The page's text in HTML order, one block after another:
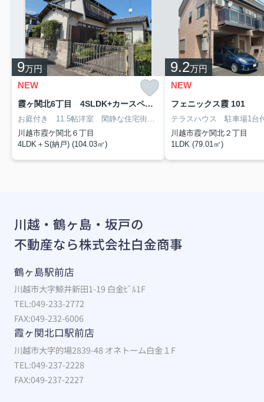
9万円
NEW
霞ヶ関北6丁目 4SLDK+カースペース付き 戸建貸家
川越市霞ケ関北６丁目
4LDK＋S(納戸) (104.03㎡)
9.2万円
NEW
フェニックス霞 101
川越市霞ケ関北２丁目
1LDK (79.01㎡)
川越・鶴ヶ島・坂戸の
不動産なら株式会社白金商事
鶴ヶ島駅前店
川越市大字鯨井新田1-19 白金ﾋﾞﾙ1F
TEL:049-233-2772
FAX:049-232-6006
霞ヶ関北口駅前店
川越市大字的場2839-48 オネトーム白金１F
TEL:049-237-2228
FAX:049-237-2227